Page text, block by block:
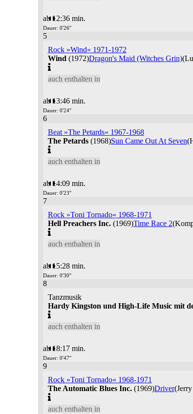
ab 12:36 min.
Dauer: 0'26''
5
Rock »Wind« 1971-1972
Wind (1972)Dragon's Maid (Witches Grin)
auch enthalten in
ab 13:46 min.
Dauer: 0'24''
6
Beat »The Petards« 1967-1968
The Petards(1968)Sun Came Out At Seven
auch enthalten in
ab 14:09 min.
Dauer: 0'23''
7
Rock »Toni Tornado« 1968-1971
Hell Preachers Inc.(1969)Time Race 2
auch enthalten in
ab 15:28 min.
Dauer: 0'30''
8
Tanzmusik
Hardy Kingston und High-Life Music mit
auch enthalten in
ab 18:17 min.
Dauer: 0'47''
9
Rock »Toni Tornado« 1968-1971
The Automatic Blues Inc.(1969)Driver
auch enthalten in